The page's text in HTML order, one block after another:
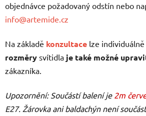
objednávce požadovaný odstín nebo
info@artemide.cz
Na základě konzultace lze individuálně
rozměry svítidla je také možné
zákazníka.
Upozornění: Součástí balení je 2m
E27. Žárovka ani baldachýn není